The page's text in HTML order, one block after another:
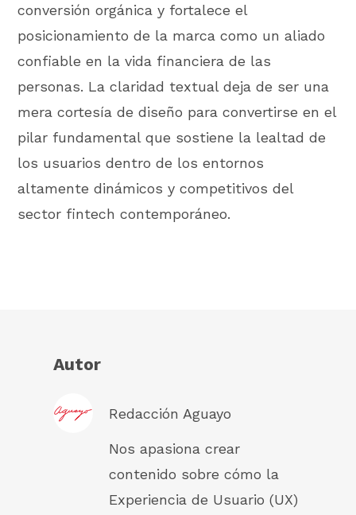
conversión orgánica y fortalece el
posicionamiento de la marca como un aliado
confiable en la vida financiera de las
personas. La claridad textual deja de ser una
mera cortesía de diseño para convertirse en el
pilar fundamental que sostiene la lealtad de
los usuarios dentro de los entornos
altamente dinámicos y competitivos del
sector fintech contemporáneo.
Autor
Redacción Aguayo
Nos apasiona crear
contenido sobre cómo la
Experiencia de Usuario (UX)